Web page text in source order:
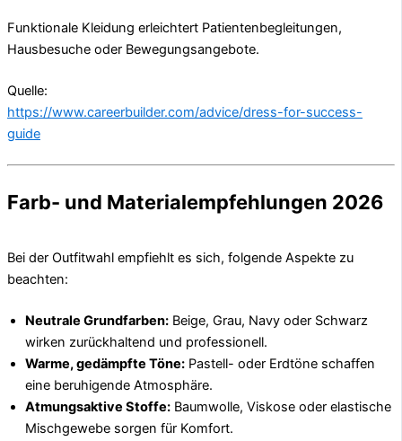
Funktionale Kleidung erleichtert Patientenbegleitungen,
Hausbesuche oder Bewegungsangebote.
Quelle:
https://www.careerbuilder.com/advice/dress-for-success-
guide
Farb- und Materialempfehlungen 2026
Bei der Outfitwahl empfiehlt es sich, folgende Aspekte zu
beachten:
Neutrale Grundfarben: Beige, Grau, Navy oder Schwarz
wirken zurückhaltend und professionell.
Warme, gedämpfte Töne: Pastell- oder Erdtöne schaffen
eine beruhigende Atmosphäre.
Atmungsaktive Stoffe: Baumwolle, Viskose oder elastische
Mischgewebe sorgen für Komfort.